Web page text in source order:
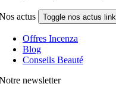
actus Toggle nos actus
Offres Incenza
Blog
Conseils Beauté
newsletter